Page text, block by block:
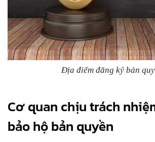
Địa điểm đăng ký bản
Cơ quan chịu trách
bảo hộ bản quyền